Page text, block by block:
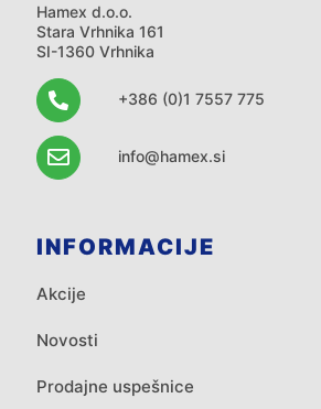
Hamex d.o.o.
Stara Vrhnika 161
SI-1360 Vrhnika
+386 (0)1 7557 775
info@hamex.si
INFORMACIJE
Akcije
Novosti
Prodajne uspešnice